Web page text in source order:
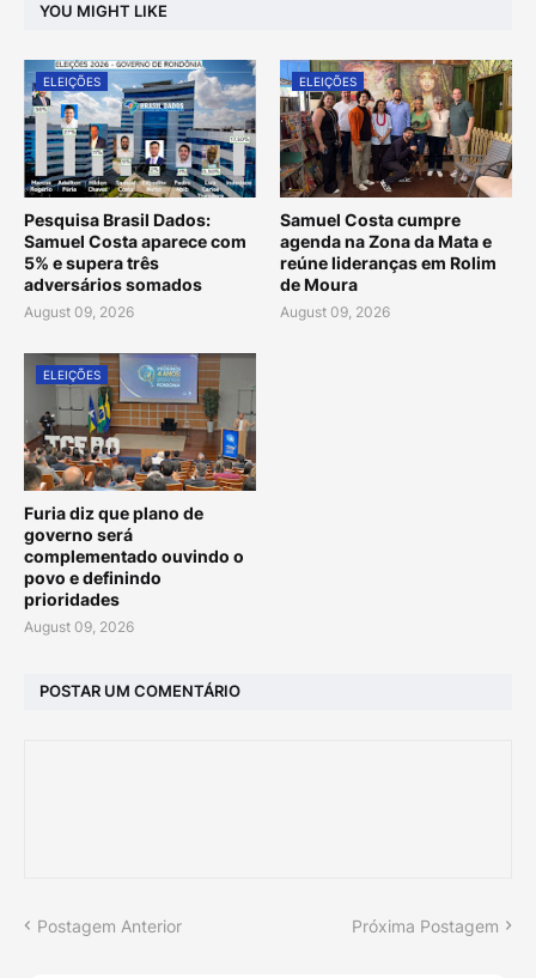
YOU MIGHT LIKE
ELEIÇÕES
Pesquisa Brasil Dados:
Samuel Costa aparece com
5% e supera três
adversários somados
August 09, 2026
ELEIÇÕES
Samuel Costa cumpre
agenda na Zona da Mata e
reúne lideranças em Rolim
de Moura
August 09, 2026
ELEIÇÕES
Furia diz que plano de
governo será
complementado ouvindo o
povo e definindo
prioridades
August 09, 2026
POSTAR UM COMENTÁRIO
Postagem Anterior Próxima Postagem